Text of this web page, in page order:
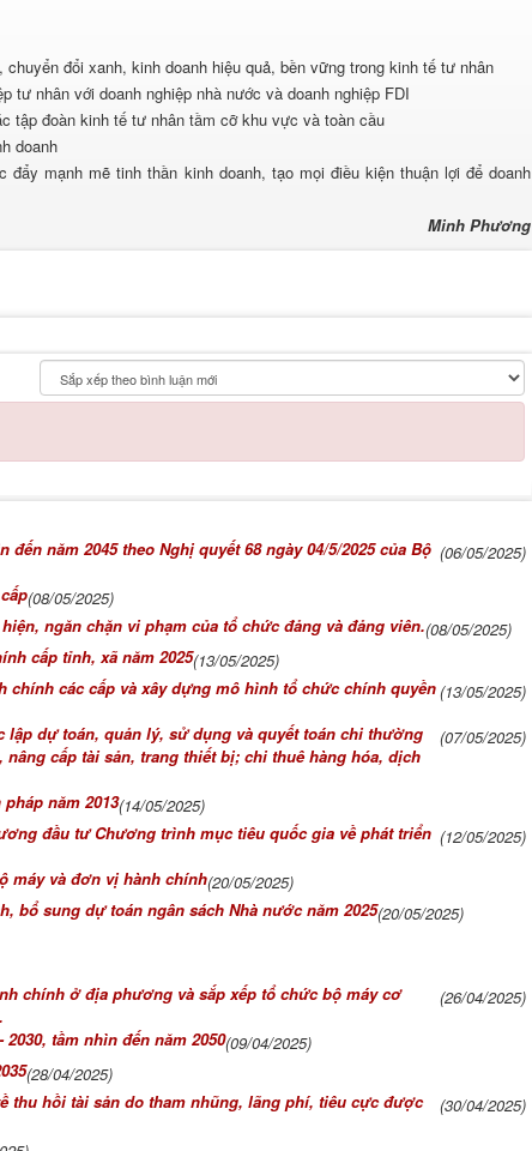
đổi xanh, kinh doanh hiệu quả, bền vững trong kinh tế tư nhân
tư nhân với doanh nghiệp nhà nước và doanh nghiệp FDI
tập đoàn kinh tế tư nhân tầm cỡ khu vực và toàn cầu
doanh
mạnh mẽ tinh thần kinh doanh, tạo mọi điều kiện thuận lợi để doanh
Minh Phương
năm 2045 theo Nghị quyết 68 ngày 04/5/2025 của Bộ (06/05/2025)
(08/05/2025)
ngăn chặn vi phạm của tổ chức đảng và đảng viên.(08/05/2025)
cấp tỉnh, xã năm 2025(13/05/2025)
các cấp và xây dựng mô hình tổ chức chính quyền(13/05/2025)
lập dự toán, quản lý, sử dụng và quyết toán chi thường
cấp tài sản, trang thiết bị; chi thuê hàng hóa, dịch
(07/05/2025)
năm 2013(14/05/2025)
đầu tư Chương trình mục tiêu quốc gia về phát triển (12/05/2025)
máy và đơn vị hành chính(20/05/2025)
bổ sung dự toán ngân sách Nhà nước năm 2025(20/05/2025)
chính ở địa phương và sắp xếp tổ chức bộ máy cơ
(26/04/2025)
tầm nhìn đến năm 2050(09/04/2025)
(28/04/2025)
thu hồi tài sản do tham nhũng, lãng phí, tiêu cực được
(30/04/2025)